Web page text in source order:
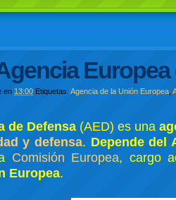
en 13:00 Etiquetas:Agencia de la Unión Europea ,
de Defensa (AED) es una
y defensa. Depende del
Comisión Europea, cargo
Europea.